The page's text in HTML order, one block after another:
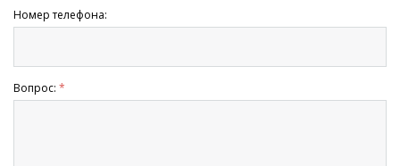
Номер телефона:
Вопрос: *